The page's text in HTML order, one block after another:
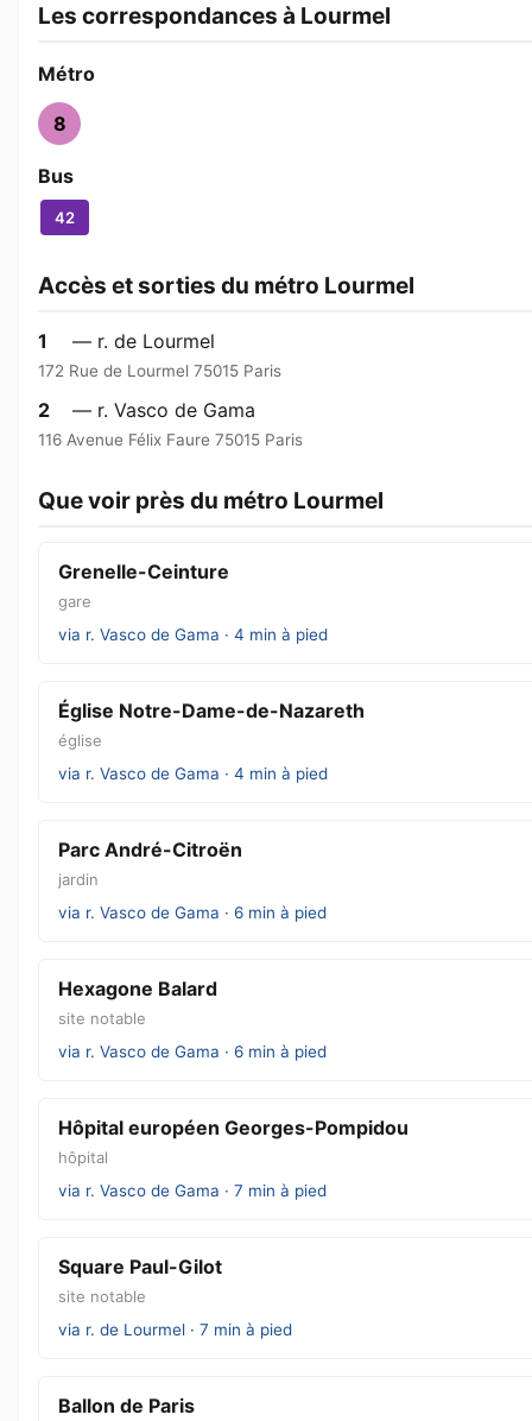
Les correspondances à Lourmel
Métro
8
Bus
42
Accès et sorties du métro Lourmel
1 — r. de Lourmel
172 Rue de Lourmel 75015 Paris
2 — r. Vasco de Gama
116 Avenue Félix Faure 75015 Paris
Que voir près du métro Lourmel
Grenelle-Ceinture
gare
via r. Vasco de Gama · 4 min à pied
Église Notre-Dame-de-Nazareth
église
via r. Vasco de Gama · 4 min à pied
Parc André-Citroën
jardin
via r. Vasco de Gama · 6 min à pied
Hexagone Balard
site notable
via r. Vasco de Gama · 6 min à pied
Hôpital européen Georges-Pompidou
hôpital
via r. Vasco de Gama · 7 min à pied
Square Paul-Gilot
site notable
via r. de Lourmel · 7 min à pied
Ballon de Paris